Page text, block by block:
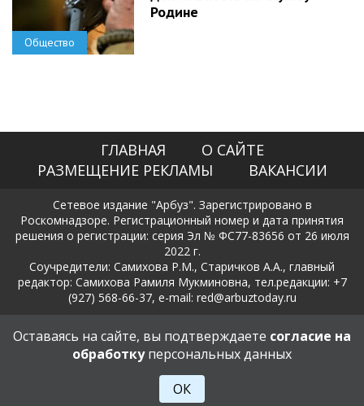
Общество
Родине
ГЛАВНАЯ
О САЙТЕ
РАЗМЕЩЕНИЕ РЕКЛАМЫ
ВАКАНСИИ
Сетевое издание "Арбуз". Зарегистрировано в
Роскомнадзоре. Регистрационный номер и дата принятия
решения о регистрации: серия Эл № ФС77-83656 от 26 июля
2022 г.
Соучредители: Самихова Р.М., Старичков А.А., главный
редактор: Самихова Рамиля Мукминовна, тел.редакции: +7
(927) 568-66-37, e-mail: red@arbuztoday.ru
Политика в отношении обработки и защиты персональных
данных
18+
Оставаясь на сайте, вы подтверждаете согласие на
обработкуперсональных данных
ОК